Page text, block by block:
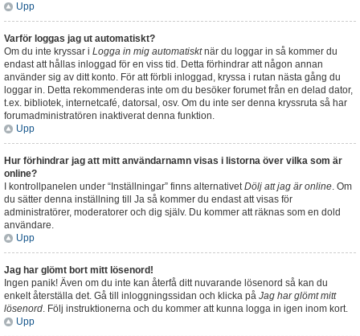
Upp
Varför loggas jag ut automatiskt?
Om du inte kryssar i Logga in mig automatisktnär du loggar in så kommer du
endast att hållas inloggad för en viss tid. Detta förhindrar att någon annan
använder sig av ditt konto. För att förbli inloggad, kryssa i rutan nästa gång du
loggar in. Detta rekommenderas inte om du besöker forumet från en delad dator,
t.ex. bibliotek, internetcafé, datorsal, osv. Om du inte ser denna kryssruta så har
forumadministratören inaktiverat denna funktion.
Upp
Hur förhindrar jag att mitt användarnamn visas i listorna över vilka som är
online?
I kontrollpanelen under “Inställningar” finns alternativetDölj att jag är online. Om
du sätter denna inställning till Ja så kommer du endast att visas för
administratörer, moderatorer och dig själv. Du kommer att räknas som en dold
användare.
Upp
Jag har glömt bort mitt lösenord!
Ingen panik! Även om du inte kan återfå ditt nuvarande lösenord så kan du
enkelt återställa det. Gå till inloggningssidan och klicka på Jag har glömt mitt
lösenord. Följ instruktionerna och du kommer att kunna logga in igen inom kort.
Upp